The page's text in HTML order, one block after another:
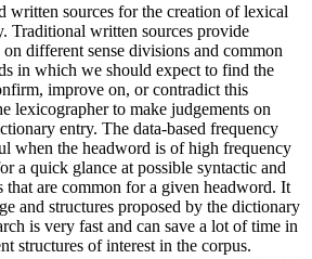
written sources for the creation of lexical
Traditional written sources provide
different sense divisions and common
in which we should expect to find the
improve on, or contradict this
lexicographer to make judgements on
entry. The data-based frequency
when the headword is of high frequency
a quick glance at possible syntactic and
that are common for a given headword. It
and structures proposed by the dictionary
is very fast and can save a lot of time in
structures of interest in the corpus.